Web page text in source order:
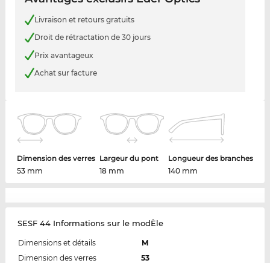
Livraison et retours gratuits
Droit de rétractation de 30 jours
Prix avantageux
Achat sur facture
Dimension des verres
53 mm
Largeur du pont
18 mm
Longueur des branches
140 mm
SESF 44 Informations sur le modÈle
Dimensions et détails
M
Dimension des verres
53